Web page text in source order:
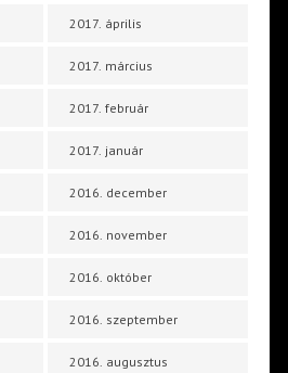
2017. április
2017. március
2017. február
2017. január
2016. december
2016. november
2016. október
2016. szeptember
2016. augusztus